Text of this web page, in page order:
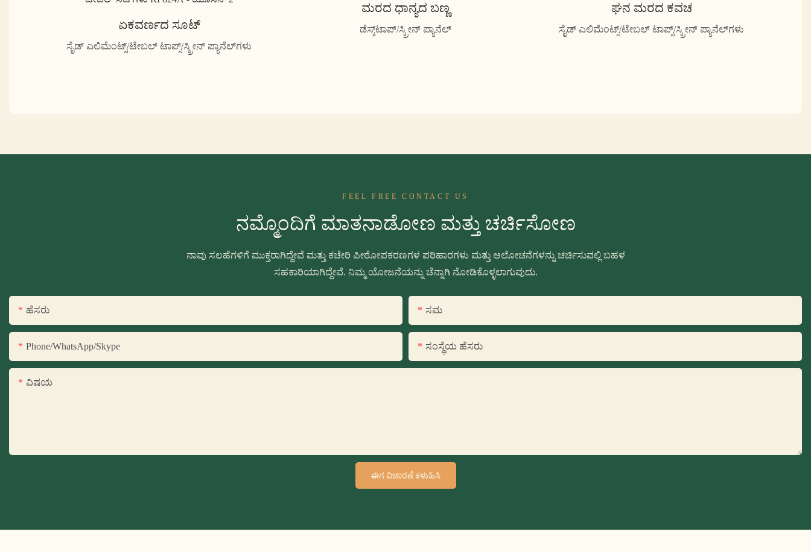
ಏಕವರ್ಣದ ಸೂಟ್
ಸೈಡ್ ಎಲಿಮೆಂಟ್ಸ್/ಟೇಬಲ್ ಟಾಪ್ಸ್/ಸ್ಕ್ರೀನ್ ಪ್ಯಾನೆಲ್‌ಗಳು
ಮರದ ಧಾನ್ಯದ ಬಣ್ಣ
ಡೆಸ್ಕ್‌ಟಾಪ್/ಸ್ಕ್ರೀನ್ ಪ್ಯಾನೆಲ್
ಘನ ಮರದ ಕವಚ
ಸೈಡ್ ಎಲಿಮೆಂಟ್ಸ್/ಟೇಬಲ್ ಟಾಪ್ಸ್/ಸ್ಕ್ರೀನ್ ಪ್ಯಾನೆಲ್‌ಗಳು
FEEL FREE CONTACT US
ನಮ್ಮೊಂದಿಗೆ ಮಾತನಾಡೋಣ ಮತ್ತು ಚರ್ಚಿಸೋಣ
ನಾವು ಸಲಹೆಗಳಿಗೆ ಮುಕ್ತರಾಗಿದ್ದೇವೆ ಮತ್ತು ಕಚೇರಿ ಪೀಠೋಪಕರಣಗಳ ಪರಿಹಾರಗಳು ಮತ್ತು ಆಲೋಚನೆಗಳನ್ನು ಚರ್ಚಿಸುವಲ್ಲಿ ಬಹಳ
ಸಹಕಾರಿಯಾಗಿದ್ದೇವೆ. ನಿಮ್ಮ ಯೋಜನೆಯನ್ನು ಚೆನ್ನಾಗಿ ನೋಡಿಕೊಳ್ಳಲಾಗುವುದು.
ಹೆಸರು ಸಮ
Phone/WhatsApp/Skype ಸಂಸ್ಥೆಯ ಹೆಸರು
ವಿಷಯ
ಈಗ ವಿಚಾರಣೆ ಕಳುಹಿಸಿ